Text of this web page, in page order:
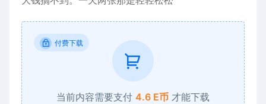
付费下载
当前内容需要支付 4.6 E币 才能下载